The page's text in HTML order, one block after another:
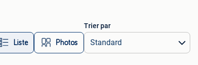
Liste Photos
Trier par